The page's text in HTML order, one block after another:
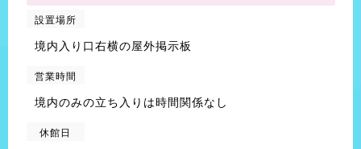
設置場所
境内入り口右横の屋外掲示板
営業時間
境内のみの立ち入りは時間関係なし
休館日